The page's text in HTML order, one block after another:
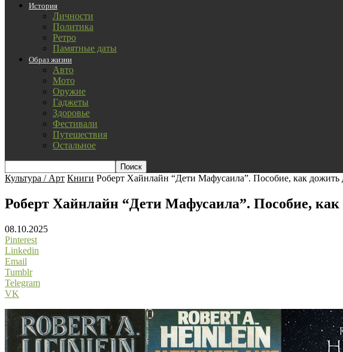
История
Личности
Политика
Ретро
Памятные даты
Образ жизни
Авто
Мото
Оружие
Гаджеты
Здоровье
Фестивали
Путешествия
Остальное
Культура / Арт Книги Роберт Хайнлайн “Дети Мафусаила”. Пособие, как дожить
Роберт Хайнлайн “Дети Мафусаила”. Пособие, как
08.10.2025
Pinterest
Linkedin
Email
Tumblr
Telegram
VK